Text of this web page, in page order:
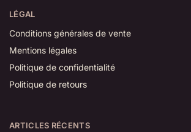
LÉGAL
Conditions générales de vente
Mentions légales
Politique de confidentialité
Politique de retours
ARTICLES RÉCENTS